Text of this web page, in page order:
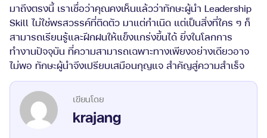
มาถึงตรงนี้ เราเชื่อว่าคุณคงเห็นแล้วว่าทักษะผู้นำ Leadership
Skill ไม่ใช่พรสวรรค์ที่ติดตัว มาแต่กำเนิด แต่เป็นสิ่งที่ใคร ๆ ก็
สามารถเรียนรู้และฝึกฝนให้แข็งแกร่งขึ้นได้ ยิ่งในโลกการ
ทำงานปัจจุบัน ที่ความสามารถเฉพาะทางเพียงอย่างเดียวอาจ
ไม่พอ ทักษะผู้นำจึงเปรียบเสมือนกุญแจ สำคัญสู่ความสำเร็จ
krajang